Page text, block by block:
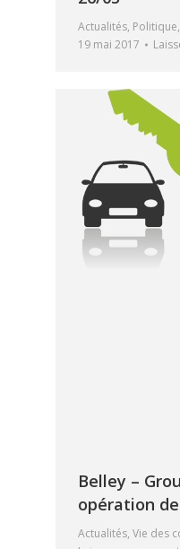
Actualités, Politique,
19 mai 2017
Belley –
opération
Actualités, Vie des